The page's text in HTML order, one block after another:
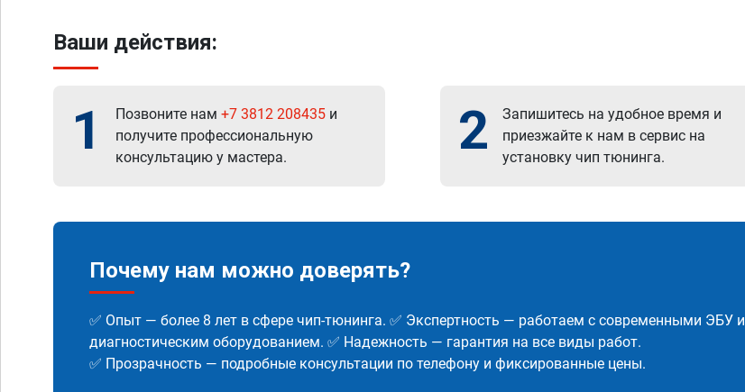
Ваши действия:
1 Позвоните нам +7 3812 208435 и
получите профессиональную
консультацию у мастера.
2
Запишитесь на удобное время и
приезжайте к нам в сервис на
установку чип тюнинга.
Почему нам можно доверять?
✅ Опыт — более 8 лет в сфере чип-тюнинга. ✅ Экспертность — работаем с современными ЭБУ и
диагностическим оборудованием. ✅ Надежность — гарантия на все виды работ.
✅ Прозрачность — подробные консультации по телефону и фиксированные цены.